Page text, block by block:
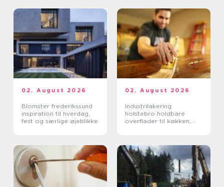
02. August 2026
Blomster frederikssund
inspiration til hverdag,
fest og særlige øjeblikke
02. August 2026
Industrilakering
holstebro holdbare
overflader til køkken,